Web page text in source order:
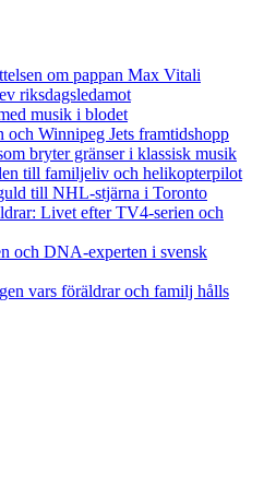
om pappan Max Vitali
riksdagsledamot
musik i blodet
Winnipeg Jets framtidshopp
bryter gränser i klassisk musik
till familjeliv och helikopterpilot
till NHL-stjärna i Toronto
Livet efter TV4-serien och
och DNA-experten i svensk
vars föräldrar och familj hålls